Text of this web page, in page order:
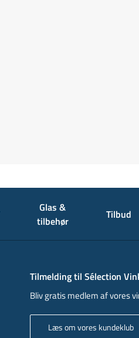
Glas &
tilbehør
Tilbud
Tilmelding til Sélection
Bliv gratis medlem af vores
Læs om vores kundeklub